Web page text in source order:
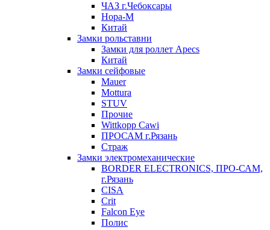
ЧАЗ г.Чебоксары
Нора-М
Китай
Замки рольставни
Замки для роллет Apecs
Китай
Замки сейфовые
Mauer
Mottura
STUV
Прочие
Wittkopp Cawi
ПРОСАМ г.Рязань
Страж
Замки электромеханические
BORDER ELECTRONICS, ПРО-САМ,
г.Рязань
CISA
Crit
Falcon Eye
Полис